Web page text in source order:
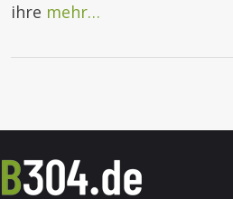
ihre mehr…